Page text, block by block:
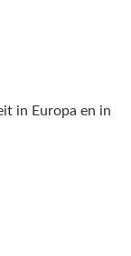
in Europa en in